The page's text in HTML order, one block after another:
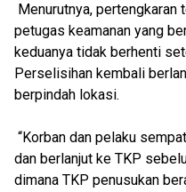
Menurutnya,
petugas keamanan yang
keduanya tidak berhenti
Perselisihan kembali
berpindah lokasi.
“Korban dan pelaku
dan berlanjut ke TKP
dimana TKP penusukan